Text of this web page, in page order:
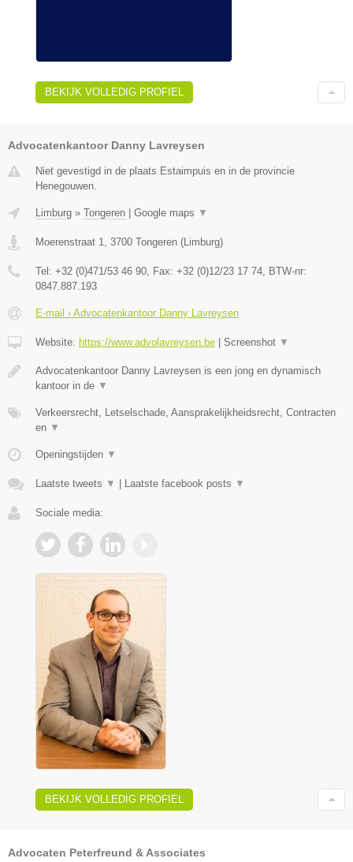
BEKIJK VOLLEDIG PROFIEL
Advocatenkantoor Danny Lavreysen
Niet gevestigd in de plaats Estaimpuis en in de provincie
Henegouwen.
Limburg » Tongeren Google maps ▼
Moerenstraat 1 3700 Tongeren ( Limburg)
Tel: +32 (0)471/53 46 90 , Fax: +32 (0)12/23 17 74 , BTW-nr:
0847.887.193
E-mail › Advocatenkantoor Danny Lavreysen
Website: https://www.advolavreysen.be Screenshot ▼
Advocatenkantoor Danny Lavreysen is een jong en dynamisch
kantoor in de ▼
Verkeersrecht, Letselschade, Aansprakelijkheidsrecht, Contracten
en ▼
Openingstijden ▼
Laatste tweets ▼ Laatste facebook posts ▼
Sociale media:
BEKIJK VOLLEDIG PROFIEL
Advocaten Peterfreund & Associates